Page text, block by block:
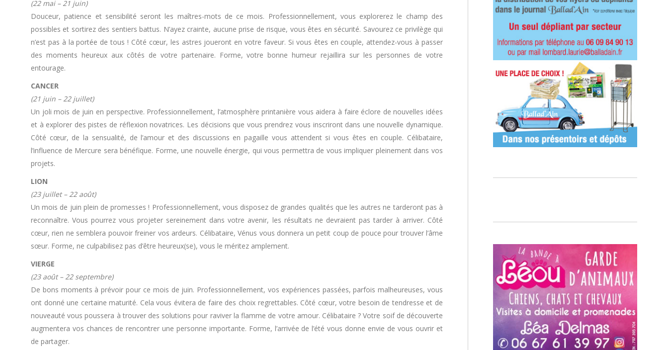
(22 mai – 21 juin)
Douceur, patience et sensibilité seront les maîtres-mots de ce mois. Professionnellement, vous explorerez le champ des
possibles et sortirez des sentiers battus. N’ayez crainte, aucune prise de risque, vous êtes en sécurité. Savourez ce privilège qui
n’est pas à la portée de tous ! Côté cœur, les astres joueront en votre faveur. Si vous êtes en couple, attendez-vous à passer
des moments heureux aux côtés de votre partenaire. Forme, votre bonne humeur rejaillira sur les personnes de votre
entourage.
CANCER
(21 juin – 22 juillet)
Un joli mois de juin en perspective. Professionnellement, l’atmosphère printanière vous aidera à faire éclore de nouvelles idées
et à explorer des pistes de réflexion novatrices. Les décisions que vous prendrez vous inscriront dans une nouvelle dynamique.
Côté cœur, de la sensualité, de l’amour et des discussions en pagaille vous attendent si vous êtes en couple. Célibataire,
l’influence de Mercure sera bénéfique. Forme, une nouvelle énergie, qui vous permettra de vous impliquer pleinement dans vos
projets.
LION
(23 juillet – 22 août)
Un mois de juin plein de promesses ! Professionnellement, vous disposez de grandes qualités que les autres ne tarderont pas à
reconnaître. Vous pourrez vous projeter sereinement dans votre avenir, les résultats ne devraient pas tarder à arriver. Côté
cœur, rien ne semblera pouvoir freiner vos ardeurs. Célibataire, Vénus vous donnera un petit coup de pouce pour trouver l’âme
sœur. Forme, ne culpabilisez pas d’être heureux(se), vous le méritez amplement.
VIERGE
(23 août – 22 septembre)
De bons moments à prévoir pour ce mois de juin. Professionnellement, vos expériences passées, parfois malheureuses, vous
ont donné une certaine maturité. Cela vous évitera de faire des choix regrettables. Côté cœur, votre besoin de tendresse et de
nouveauté vous poussera à trouver des solutions pour raviver la flamme de votre amour. Célibataire ? Votre soif de découverte
augmentera vos chances de rencontrer une personne importante. Forme, l’arrivée de l’été vous donne envie de vous ouvrir et
de partager.